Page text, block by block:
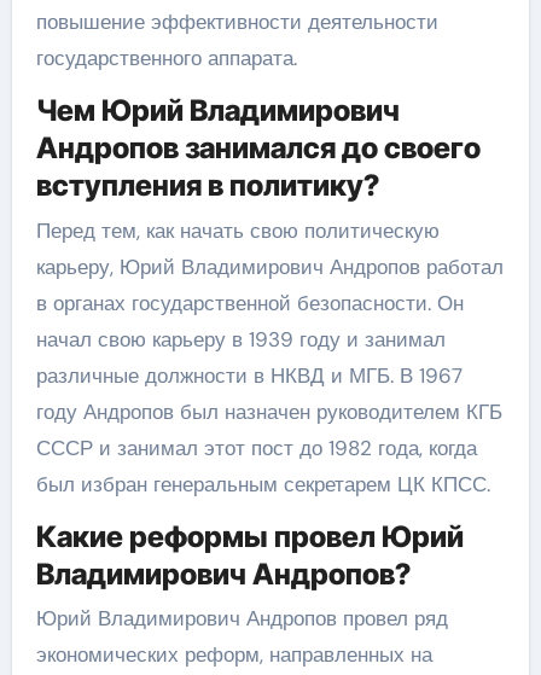
повышение эффективности деятельности
государственного аппарата.
Чем Юрий Владимирович
Андропов занимался до своего
вступления в политику?
Перед тем, как начать свою политическую
карьеру, Юрий Владимирович Андропов работал
в органах государственной безопасности. Он
начал свою карьеру в 1939 году и занимал
различные должности в НКВД и МГБ. В 1967
году Андропов был назначен руководителем КГБ
СССР и занимал этот пост до 1982 года, когда
был избран генеральным секретарем ЦК КПСС.
Какие реформы провел Юрий
Владимирович Андропов?
Юрий Владимирович Андропов провел ряд
экономических реформ, направленных на